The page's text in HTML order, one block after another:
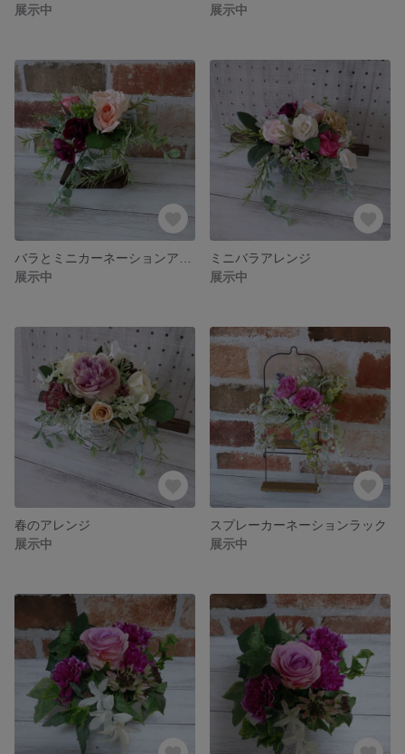
展示中
展示中
展示中
ミニバラアレンジ
展示中
春のアレンジ
展示中
スプレーカーネーションラック
展示中